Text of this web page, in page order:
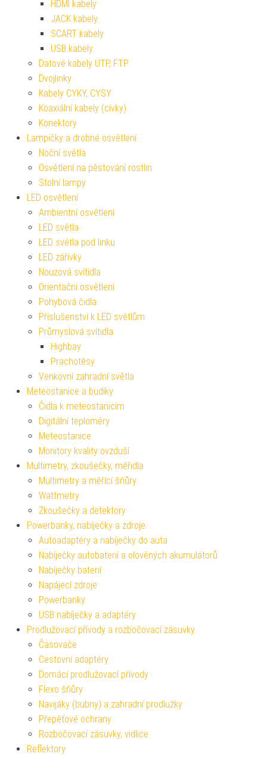
HDMI kabely
JACK kabely
SCART kabely
USB kabely
Datové kabely UTP, FTP
Dvojlinky
Kabely CYKY, CYSY
Koaxiální kabely (cívky)
Konektory
Lampičky a drobné osvětlení
Noční světla
Osvětlení na pěstování rostlin
Stolní lampy
LED osvětlení
Ambientní osvětlení
LED světla
LED světla pod linku
LED zářivky
Nouzová svítidla
Orientační osvětlení
Pohybová čidla
Příslušenství k LED světlům
Průmyslová svítidla
Highbay
Prachotěsy
Venkovní zahradní světla
Meteostanice a budíky
Čidla k meteostanicím
Digitální teploměry
Meteostanice
Monitory kvality ovzduší
Multimetry, zkoušečky, měřidla
Multimetry a měřící šňůry
Wattmetry
Zkoušečky a detektory
Powerbanky, nabíječky a zdroje
Autoadaptéry a nabíječky do auta
Nabíječky autobaterií a olověných akumulátorů
Nabíječky baterií
Napájecí zdroje
Powerbanky
USB nabíječky a adaptéry
Prodlužovací přívody a rozbočovací zásuvky
Časovače
Cestovní adaptéry
Domácí prodlužovací přívody
Flexo šňůry
Navijáky (bubny) a zahradní prodlužky
Přepěťové ochrany
Rozbočovací zásuvky, vidlice
Reflektory